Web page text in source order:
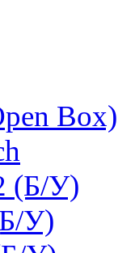
Box)
(Б/У)
У)